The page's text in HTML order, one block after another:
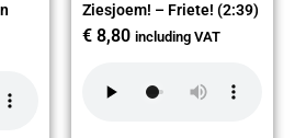
Ziesjoem! – Friete! (2:39)
€ 8,80 including VAT